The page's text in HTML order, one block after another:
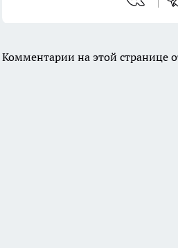
Комментарии на этой странице